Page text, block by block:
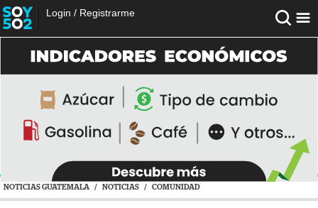
Login / Registrarme
NOTICIAS GUATEMALA / NOTICIAS / COMUNIDAD